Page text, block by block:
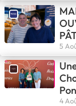
DU
5
4